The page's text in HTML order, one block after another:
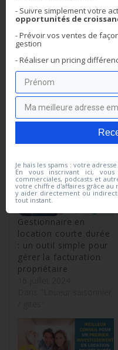
revendue. En vous
vous aider à augmenter
management et tout ce
indirectement. Vous
Similaire
Gestionnaire en
location courte durée
: un outil simple pour
gérer la facturation
propriétaire
- Suivre simplement votre
opportunités de
- Prévoir vos ventes de
gestion
- Réaliser un pricing
Je hais les spams : votre
En vous inscrivant ici,
commerciales, podcasts et
votre chiffre d'affaires grâce
y aider directement ou
tout instant.